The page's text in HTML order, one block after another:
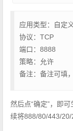
应用类型：自定义
协议：TCP
端口：8888
策略：允许
备注：备注可填
然后点“确定”，即
续将888/80/443/20/